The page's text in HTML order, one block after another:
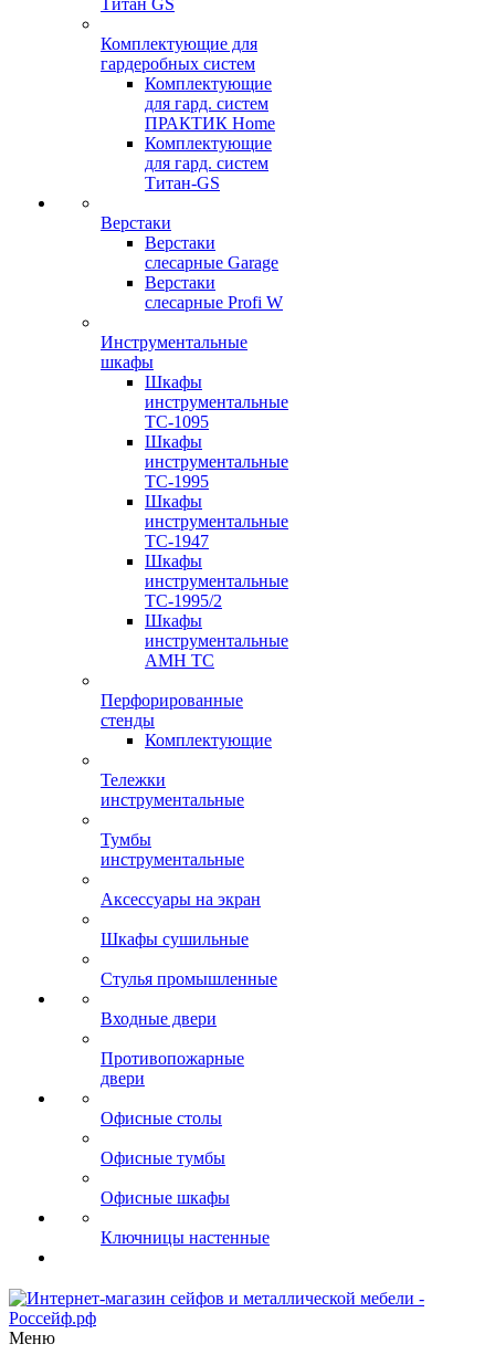
Титан GS
Комплектующие для
гардеробных систем
Комплектующие
для гард. систем
ПРАКТИК Home
Комплектующие
для гард. систем
Титан-GS
Верстаки
Верстаки
слесарные Garage
Верстаки
слесарные Profi W
Инструментальные
шкафы
Шкафы
инструментальные
TC-1095
Шкафы
инструментальные
TC-1995
Шкафы
инструментальные
TC-1947
Шкафы
инструментальные
TC-1995/2
Шкафы
инструментальные
AMH TC
Перфорированные
стенды
Комплектующие
Тележки
инструментальные
Тумбы
инструментальные
Аксессуары на экран
Шкафы сушильные
Стулья промышленные
Входные двери
Противопожарные
двери
Офисные столы
Офисные тумбы
Офисные шкафы
Ключницы настенные
Меню